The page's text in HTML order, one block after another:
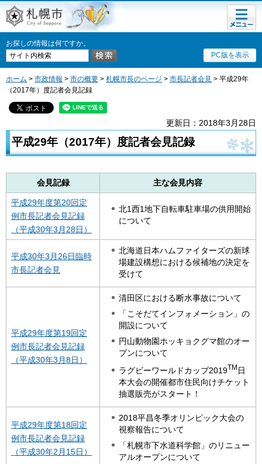
札幌市
お探しの情報は何ですか。
PC版を表示
メニュ
ー
ホーム > 市政情報 > 市の概要 > 札幌市長のページ > 市長記者会見 > 平成29年
（2017年）度記者会見記録
更新日：2018年3月28日
平成29年（2017年）度記者会見記録
会見記録 主な会見内容
平成29年度第20回定
例市長記者会見記録
（平成30年3月28日）
北1西1地下自転車駐車場の供用開始
について
平成30年3月26日臨時
市長記者会見
北海道日本ハムファイターズの新球
場建設構想における候補地の決定を
受けて
平成29年度第19回定
例市長記者会見記録
（平成30年3月8日）
清田区における断水事故について
「こそだてインフォメーション」の
開設について
円山動物園ホッキョクグマ館のオー
プンについて
ラグビーワールドカップ2019TM 日
本大会の開催都市住民向けチケット
抽選販売がスタート！
平成29年度第18回定
例市長記者会見記録
（平成30年2月15日）
2018平昌冬季オリンピック大会の
視察報告について
「札幌市下水道科学館」のリニュー
アルオープンについて